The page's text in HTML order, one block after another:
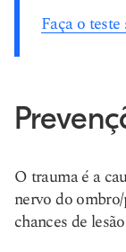
Faça o
O trauma é a
nervo do
chances de